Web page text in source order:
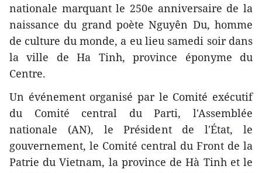
nationale marquant le 250e anniversaire de la
naissance du grand poète Nguyên Du, homme
de culture du monde, a eu lieu samedi soir dans
la ville de Ha Tinh, province éponyme du
Centre.
Un événement organisé par le Comité exécutif
du Comité central du Parti, l'Assemblée
nationale (AN), le Président de l'État, le
gouvernement, le Comité central du Front de la
Patrie du Vietnam, la province de Hà Tinh et le